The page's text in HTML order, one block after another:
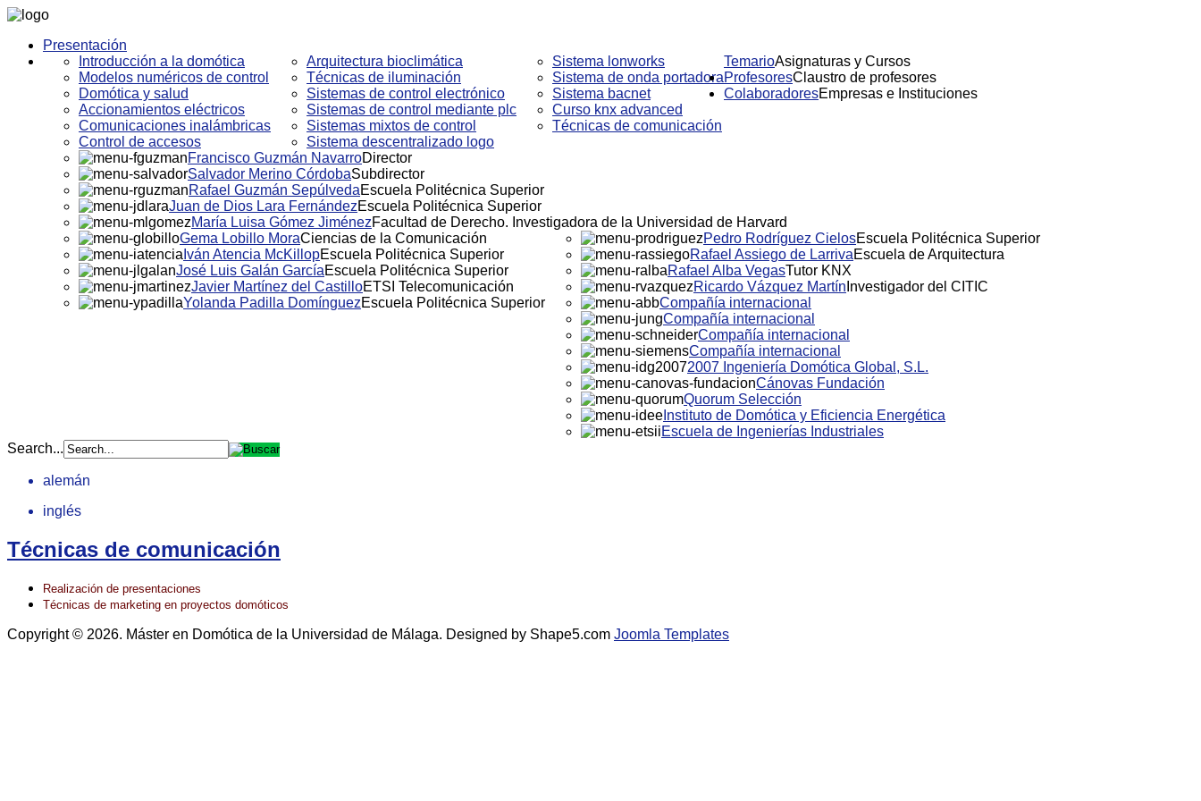
Presentación
TemarioAsignaturas y Cursos
Introducción a la domótica
Modelos numéricos de control
Domótica y salud
Accionamientos eléctricos
Comunicaciones inalámbricas
Control de accesos
Arquitectura bioclimática
Técnicas de iluminación
Sistemas de control electrónico
Sistemas de control mediante plc
Sistemas mixtos de control
Sistema descentralizado logo
Sistema lonworks
Sistema de onda portadora
Sistema bacnet
Curso knx advanced
Técnicas de comunicación
ProfesoresClaustro de profesores
Francisco Guzmán NavarroDirector
Salvador Merino CórdobaSubdirector
Rafael Guzmán SepúlvedaEscuela Politécnica Superior
Juan de Dios Lara FernándezEscuela Politécnica Superior
María Luisa Gómez JiménezFacultad de Derecho. Investigadora de la Universidad de Harvard
Gema Lobillo MoraCiencias de la Comunicación
Iván Atencia McKillopEscuela Politécnica Superior
José Luis Galán GarcíaEscuela Politécnica Superior
Javier Martínez del CastilloETSI Telecomunicación
Yolanda Padilla DomínguezEscuela Politécnica Superior
Pedro Rodríguez CielosEscuela Politécnica Superior
Rafael Assiego de LarrivaEscuela de Arquitectura
Rafael Alba VegasTutor KNX
Ricardo Vázquez Martín Investigador del CITIC
ColaboradoresEmpresas e Instituciones
Compañía internacional
Compañía internacional
Compañía internacional
Compañía internacional
2007 Ingeniería Domótica Global, S.L.
Cánovas Fundación
Quorum Selección
Instituto de Domótica y Eficiencia Energética
Escuela de Ingenierías Industriales
Search...
alemán
inglés
Técnicas de comunicación
Realización de presentaciones
Técnicas de marketing en proyectos domóticos
Copyright © 2026. Máster en Domótica de la Universidad de Málaga. Designed by Shape5.com Joomla Templates